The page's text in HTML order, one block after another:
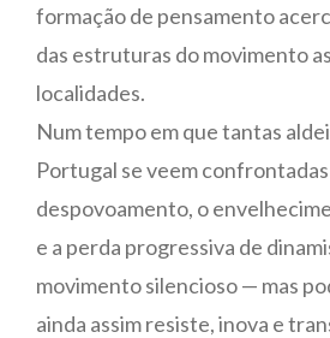
formação de pensamento
das estruturas do movimento
localidades.
Num tempo em que tantas
Portugal se veem
despovoamento, o
e a perda progressiva de
movimento silencioso — mas
ainda assim resiste, inova e